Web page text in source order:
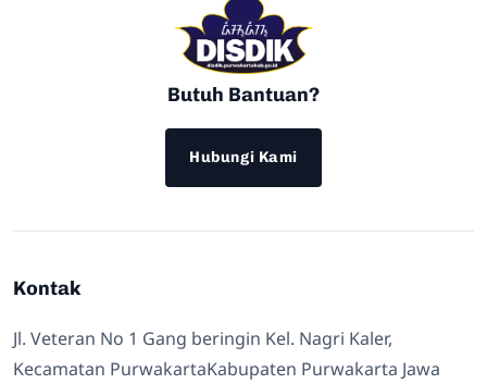
Butuh Bantuan?
Hubungi Kami
Kontak
Jl. Veteran No 1 Gang beringin Kel. Nagri Kaler,
Kecamatan PurwakartaKabupaten Purwakarta Jawa